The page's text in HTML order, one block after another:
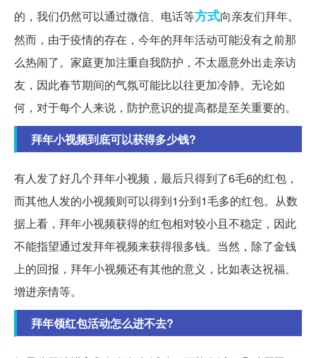
的，我们仍然可以通过微信、电话等方式向亲友们拜年。
然而，由于疫情的存在，今年的拜年活动可能没有之前那
么热闹了。家庭更加注重自我防护，不太愿意外出走亲访
友，因此春节期间的气氛可能比以往更加冷静。无论如
何，对于每个人来说，防护意识的提高都是至关重要的。
拜年小视频到底可以获得多少钱?
有人发了好几个拜年小视频，最后只得到了6毛6的红包，
而其他人发的小视频则可以得到1分到1毛多的红包。从数
据上看，拜年小视频获得的红包相对较小且不稳定，因此
不能指望通过发拜年视频来获得很多钱。当然，除了金钱
上的回报，拜年小视频还有其他的意义，比如表达祝福、
增进亲情等。
拜年领红包活动怎么进不去?